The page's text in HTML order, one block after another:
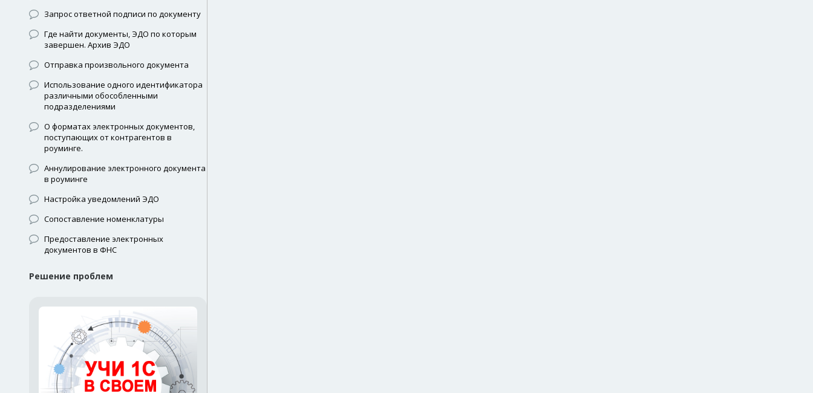
Запрос ответной подписи по документу
Где найти документы, ЭДО по которым
завершен. Архив ЭДО
Отправка произвольного документа
Использование одного идентификатора
различными обособленными
подразделениями
О форматах электронных документов,
поступающих от контрагентов в
роуминге.
Аннулирование электронного документа
в роуминге
Настройка уведомлений ЭДО
Сопоставление номенклатуры
Предоставление электронных
документов в ФНС
Решение проблем